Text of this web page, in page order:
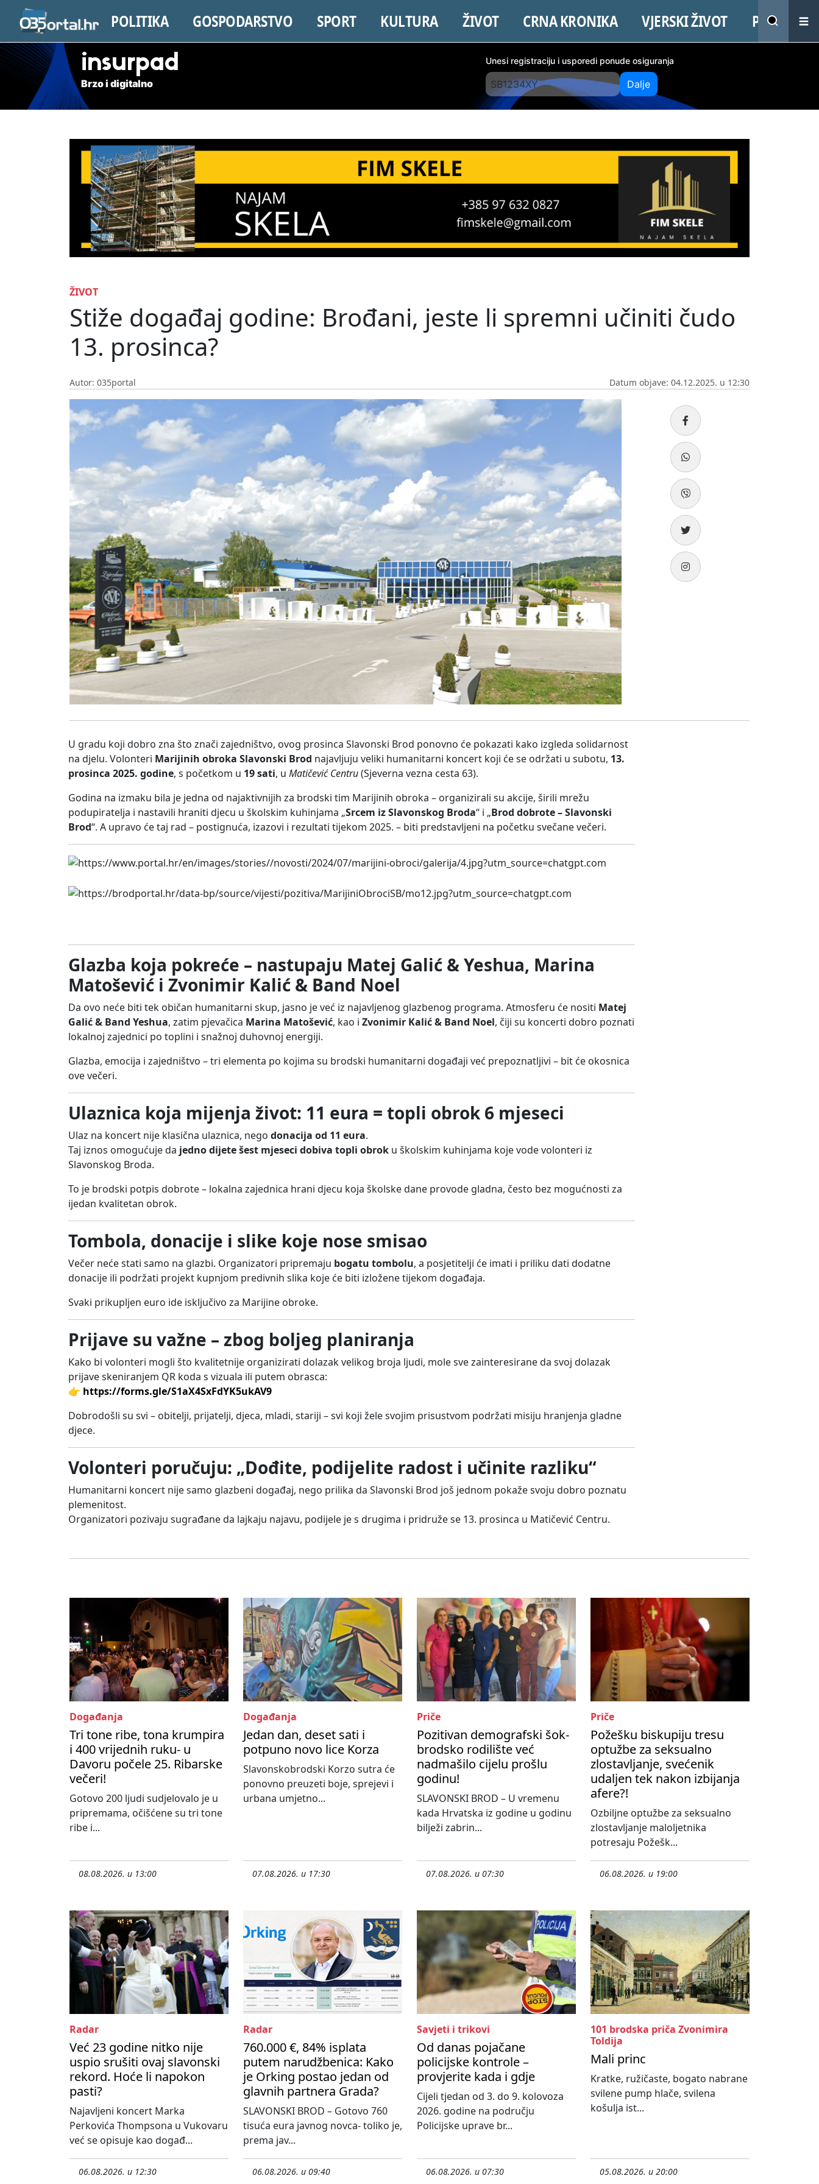
POLITIKA GOSPODARSTVO SPORT KULTURA ŽIVOT CRNA KRONIKA VJERSKI ŽIVOT PROMO
insurpad
Brzo i digitalno
Unesi registraciju i usporedi ponude osiguranja
Dalje
ŽIVOT
Stiže događaj godine: Brođani, jeste li spremni učiniti čudo
13. prosinca?
Autor: 035portal Datum objave: 04.12.2025. u 12:30
U gradu koji dobro zna što znači zajedništvo, ovog prosinca Slavonski Brod ponovno će pokazati kako izgleda solidarnost
na djelu. Volonteri Marijinih obroka Slavonski Brod najavljuju veliki humanitarni koncert koji će se održati u subotu, 13.
prosinca 2025. godine, s početkom u 19 sati, u Matičević Centru(Sjeverna vezna cesta 63).
Godina na izmaku bila je jedna od najaktivnijih za brodski tim Marijinih obroka – organizirali su akcije, širili mrežu
podupiratelja i nastavili hraniti djecu u školskim kuhinjama „Srcem iz Slavonskog Broda“ i „Brod dobrote – Slavonski
Brod“. A upravo će taj rad – postignuća, izazovi i rezultati tijekom 2025. – biti predstavljeni na početku svečane večeri.
Glazba koja pokreće – nastupaju Matej Galić & Yeshua, Marina
Matošević i Zvonimir Kalić & Band Noel
Da ovo neće biti tek običan humanitarni skup, jasno je već iz najavljenog glazbenog programa. Atmosferu će nositi Matej
Galić & Band Yeshua, zatim pjevačica Marina Matošević, kao i Zvonimir Kalić & Band Noel, čiji su koncerti dobro poznati
lokalnoj zajednici po toplini i snažnoj duhovnoj energiji.
Glazba, emocija i zajedništvo – tri elementa po kojima su brodski humanitarni događaji već prepoznatljivi – bit će okosnica
ove večeri.
Ulaznica koja mijenja život: 11 eura = topli obrok 6 mjeseci
Ulaz na koncert nije klasična ulaznica, nego donacija od 11 eura.
Taj iznos omogućuje da jedno dijete šest mjeseci dobiva topli obrok u školskim kuhinjama koje vode volonteri iz
Slavonskog Broda.
To je brodski potpis dobrote – lokalna zajednica hrani djecu koja školske dane provode gladna, često bez mogućnosti za
ijedan kvalitetan obrok.
Tombola, donacije i slike koje nose smisao
Večer neće stati samo na glazbi. Organizatori pripremaju bogatu tombolu, a posjetitelji će imati i priliku dati dodatne
donacije ili podržati projekt kupnjom predivnih slika koje će biti izložene tijekom događaja.
Svaki prikupljen euro ide isključivo za Marijine obroke.
Prijave su važne – zbog boljeg planiranja
Kako bi volonteri mogli što kvalitetnije organizirati dolazak velikog broja ljudi, mole sve zainteresirane da svoj dolazak
prijave skeniranjem QR koda s vizuala ili putem obrasca:
👉 https://forms.gle/S1aX4SxFdYK5ukAV9
Dobrodošli su svi – obitelji, prijatelji, djeca, mladi, stariji – svi koji žele svojim prisustvom podržati misiju hranjenja gladne
djece.
Volonteri poručuju: „Dođite, podijelite radost i učinite razliku“
Humanitarni koncert nije samo glazbeni događaj, nego prilika da Slavonski Brod još jednom pokaže svoju dobro poznatu
plemenitost.
Organizatori pozivaju sugrađane da lajkaju najavu, podijele je s drugima i pridruže se 13. prosinca u Matičević Centru.
Događanja
Tri tone ribe, tona krumpira
i 400 vrijednih ruku- u
Davoru počele 25. Ribarske
večeri!
Gotovo 200 ljudi sudjelovalo je u
pripremama, očišćene su tri tone
ribe i...
08.08.2026. u 13:00
Događanja
Jedan dan, deset sati i
potpuno novo lice Korza
Slavonskobrodski Korzo sutra će
ponovno preuzeti boje, sprejevi i
urbana umjetno...
07.08.2026. u 17:30
Priče
Pozitivan demografski šok-
brodsko rodilište već
nadmašilo cijelu prošlu
godinu!
SLAVONSKI BROD – U vremenu
kada Hrvatska iz godine u godinu
bilježi zabrin...
07.08.2026. u 07:30
Priče
Požešku biskupiju tresu
optužbe za seksualno
zlostavljanje, svećenik
udaljen tek nakon izbijanja
afere?!
Ozbiljne optužbe za seksualno
zlostavljanje maloljetnika
potresaju Požešk...
06.08.2026. u 19:00
Radar
Već 23 godine nitko nije
uspio srušiti ovaj slavonski
rekord. Hoće li napokon
pasti?
Najavljeni koncert Marka
Perkovića Thompsona u Vukovaru
već se opisuje kao događ...
06.08.2026. u 12:30
Radar
760.000 €, 84% isplata
putem narudžbenica: Kako
je Orking postao jedan od
glavnih partnera Grada?
SLAVONSKI BROD – Gotovo 760
tisuća eura javnog novca- toliko je,
prema jav...
06.08.2026. u 09:40
Savjeti i trikovi
Od danas pojačane
policijske kontrole –
provjerite kada i gdje
Cijeli tjedan od 3. do 9. kolovoza
2026. godine na području
Policijske uprave br...
06.08.2026. u 07:30
101 brodska priča Zvonimira
Toldija
Mali princ
Kratke, ružičaste, bogato nabrane
svilene pump hlače, svilena
košulja ist...
05.08.2026. u 20:00